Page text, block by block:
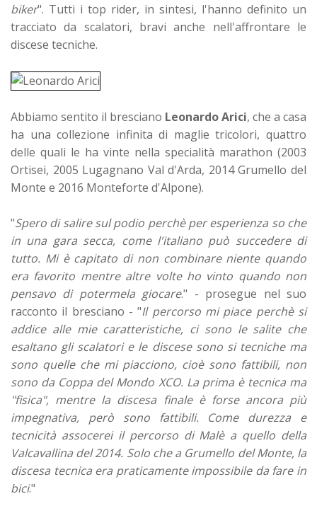
biker". Tutti i top rider, in sintesi, l'hanno definito un
tracciato da scalatori, bravi anche nell'affrontare le
discese tecniche.
Abbiamo sentito il bresciano Leonardo Arici, che a casa
ha una collezione infinita di maglie tricolori, quattro
delle quali le ha vinte nella specialità marathon (2003
Ortisei, 2005 Lugagnano Val d'Arda, 2014 Grumello del
Monte e 2016 Monteforte d'Alpone).
"Spero di salire sul podio perchè per esperienza so che
in una gara secca, come l'italiano può succedere di
tutto. Mi è capitato di non combinare niente quando
era favorito mentre altre volte ho vinto quando non
pensavo di potermela giocare." - prosegue nel suo
racconto il bresciano - "Il percorso mi piace perchè si
addice alle mie caratteristiche, ci sono le salite che
esaltano gli scalatori e le discese sono si tecniche ma
sono quelle che mi piacciono, cioè sono fattibili, non
sono da Coppa del Mondo XCO. La prima è tecnica ma
"fisica", mentre la discesa finale è forse ancora più
impegnativa, però sono fattibili. Come durezza e
tecnicità assocerei il percorso di Malè a quello della
Valcavallina del 2014. Solo che a Grumello del Monte, la
discesa tecnica era praticamente impossibile da fare in
bici."